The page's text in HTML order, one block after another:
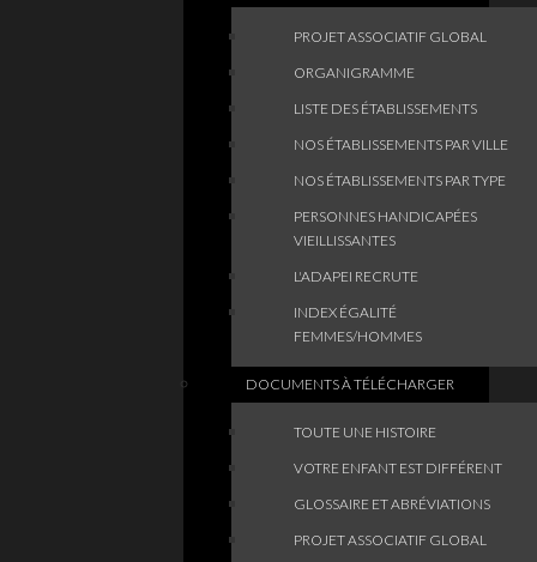
PROJET ASSOCIATIF GLOBAL
ORGANIGRAMME
LISTE DES ÉTABLISSEMENTS
NOS ÉTABLISSEMENTS PAR VILLE
NOS ÉTABLISSEMENTS PAR TYPE
PERSONNES HANDICAPÉES
VIEILLISSANTES
L'ADAPEI RECRUTE
INDEX ÉGALITÉ
FEMMES/HOMMES
DOCUMENTS À TÉLÉCHARGER
TOUTE UNE HISTOIRE
VOTRE ENFANT EST DIFFÉRENT
GLOSSAIRE ET ABRÉVIATIONS
PROJET ASSOCIATIF GLOBAL